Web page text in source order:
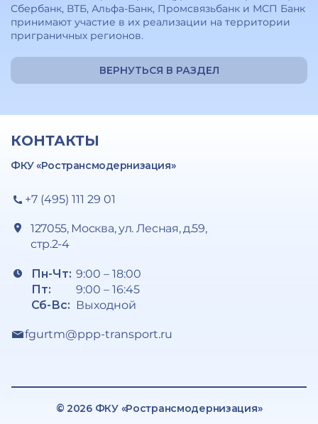
Сбербанк, ВТБ, Альфа-Банк, Промсвязьбанк и МСП Банк
принимают участие в их реализации на территории
приграничных регионов.
ВЕРНУТЬСЯ В РАЗДЕЛ
КОНТАКТЫ
ФКУ «Ространсмодернизация»
+7 (495) 111 29 01
127055, Москва, ул. Лесная, д.59,
стр.2-4
Пн-Чт:
Пт:
Сб-Вс:
9:00 – 18:00
9:00 – 16:45
Выходной
fgurtm@ppp-transport.ru
© 2026 ФКУ «Ространсмодернизация»